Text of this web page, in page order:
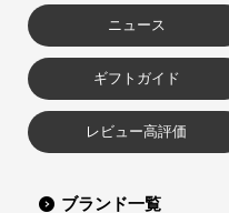
ニュース
ギフトガイド
レビュー高評価
ブランド一覧